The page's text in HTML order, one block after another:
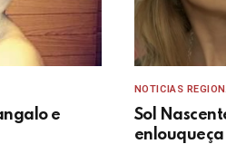
e
NOTICIAS
Sol